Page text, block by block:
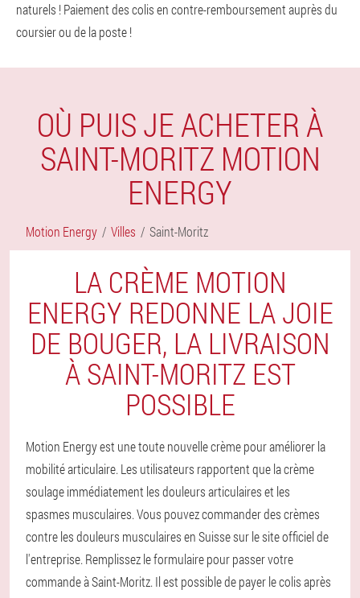
naturels ! Paiement des colis en contre-remboursement auprès du
coursier ou de la poste !
OÙ PUIS JE ACHETER À
SAINT-MORITZ MOTION
ENERGY
Motion Energy Villes Saint-Moritz
LA CRÈME MOTION
ENERGY REDONNE LA JOIE
DE BOUGER, LA LIVRAISON
À SAINT-MORITZ EST
POSSIBLE
Motion Energy est une toute nouvelle crème pour améliorer la
mobilité articulaire. Les utilisateurs rapportent que la crème
soulage immédiatement les douleurs articulaires et les
spasmes musculaires. Vous pouvez commander des crèmes
contre les douleurs musculaires en Suisse sur le site officiel de
l'entreprise. Remplissez le formulaire pour passer votre
commande à Saint-Moritz. Il est possible de payer le colis après